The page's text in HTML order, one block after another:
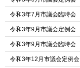
令和3年7月市議会臨時会
令和3年9月市議会定例会
令和3年9月市議会臨時会
令和3年12月市議会定例会